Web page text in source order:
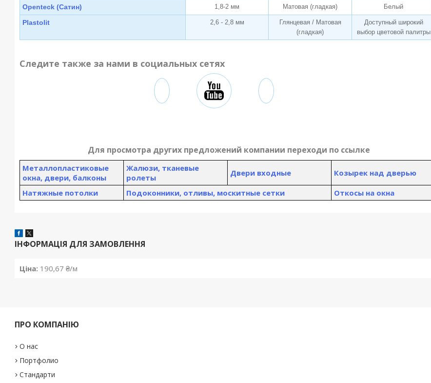
Openteck (Сатин) 1,8-2 мм Матовая (гладкая) Белый
Plastolit 2,6 - 2,8 мм
Глянцевая / Матовая
(гладкая)
Доступный широкий
выбор цветовой палитры
Следите также за нами в социальных сетях
Для просмотра других предложений компании переходи по ссылке
Металлопластиковые
окна, двери, балконы
Жалюзи, тканевые
ролеты
Двери входные Козырек над дверью
Натяжные потолки Подоконники, отливы, москитные сетки Откосы на окна
ІНФОРМАЦІЯ ДЛЯ ЗАМОВЛЕННЯ
Ціна: 190,67 ₴/м
ПРО КОМПАНІЮ
О нас
Портфолио
Стандарти